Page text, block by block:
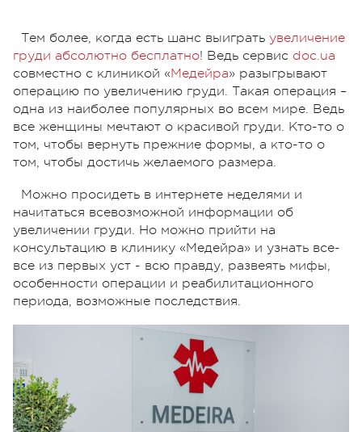
Тем более, когда есть шанс выиграть увеличение
груди абсолютно бесплатно! Ведь сервис doc.ua
совместно с клиникой «Медейра» разыгрывают
операцию по увеличению груди. Такая операция –
одна из наиболее популярных во всем мире. Ведь
все женщины мечтают о красивой груди. Кто-то о
том, чтобы вернуть прежние формы, а кто-то о
том, чтобы достичь желаемого размера.
Можно просидеть в интернете неделями и
начитаться всевозможной информации об
увеличении груди. Но можно прийти на
консультацию в клинику «Медейра» и узнать все-
все из первых уст - всю правду, развеять мифы,
особенности операции и реабилитационного
периода, возможные последствия.